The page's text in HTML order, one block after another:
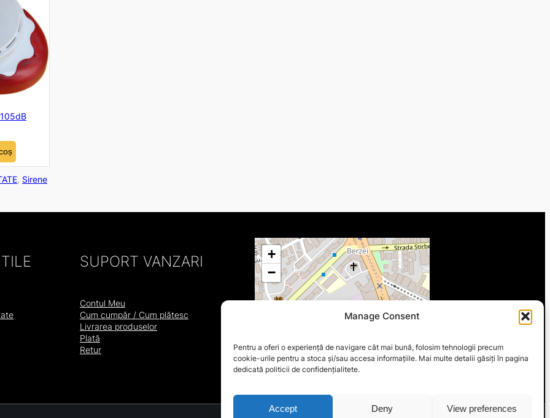
Manage Consent
Pentru a oferi o experiență de navigare cât mai bună, folosim tehnologii precum
cookie-urile pentru a stoca și/sau accesa informațiile. Mai multe detalii găsiți în pagina
dedicată politicii de confidențialitete.
Accept Deny View preferences
, Sirene
SUPORT VANZARI
Contul Meu
Cum cumpăr / Cum plătesc
Livrarea produselor
Plată
Retur
+
−